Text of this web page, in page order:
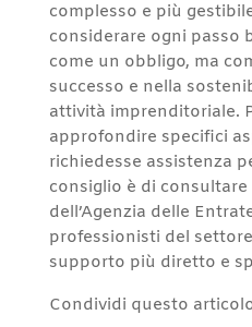
complesso e più
considerare ogni passo
come un obbligo, ma
successo e nella
attività imprenditoriale.
approfondire specifici
richiedesse assistenza
consiglio è di
dell’Agenzia delle
professionisti del
supporto più diretto e
Condividi questo